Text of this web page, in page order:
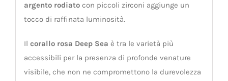
argento rodiatocon piccoli zirconi aggiunge un
tocco di raffinata luminosità.
Il corallo rosa Deep Sea è tra le varietà più
accessibili per la presenza di profonde venature
visibile, che non ne compromettono la durevolezza